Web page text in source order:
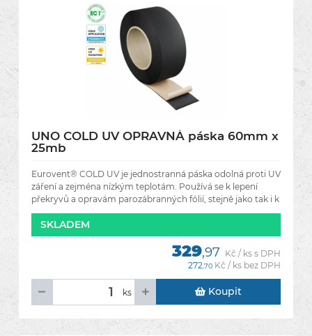
UNO COLD UV OPRAVNÁ páska 60mm x
25mb
Eurovent® COLD UV je jednostranná páska odolná proti UV
záření a zejména nízkým teplotám. Používá se k lepení
překryvů a opravám parozábranných fólií, stejně jako tak i k
SKLADEM
329,97 Kč / ks s DPH
272,70 Kč / ks bez DPH
ks Koupit